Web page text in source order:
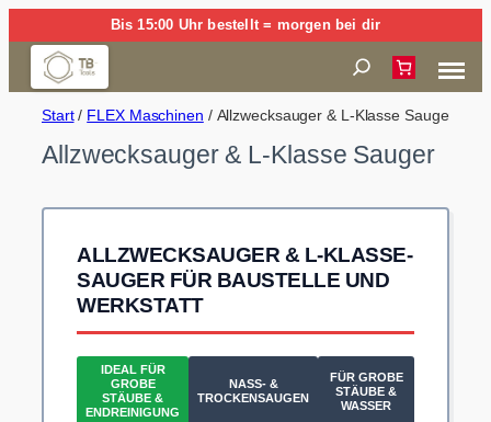
Inhalt
springen
Bis 15:00 Uhr bestellt = morgen bei dir
Suchen
Start/ FLEX Maschinen / Allzwecksauger & L-Klasse Sauger
Allzwecksauger & L-Klasse Sauger
ALLZWECKSAUGER & L-KLASSE-
SAUGER FÜR BAUSTELLE UND
WERKSTATT
IDEAL FÜR
GROBE
STÄUBE &
ENDREINIGUNG
NASS- &
TROCKENSAUGEN
FÜR GROBE
STÄUBE &
WASSER